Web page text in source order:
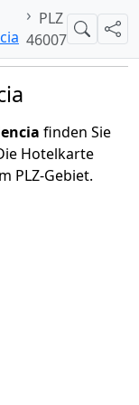
PLZ
46007
Suche
finden Sie
Hotelkarte
PLZ-Gebiet.